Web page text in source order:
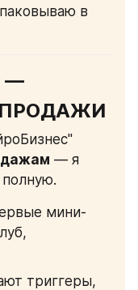
в
—
ПРОДАЖИ
— я
мини-
триггеры,